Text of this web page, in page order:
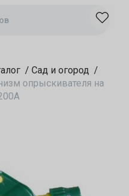
/ Сад и огород /
опрыскивателя на